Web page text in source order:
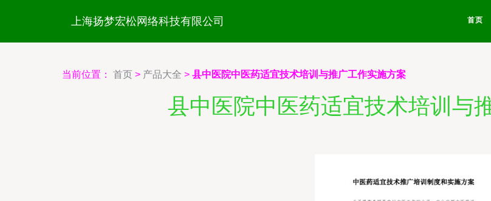
上海扬梦宏松网络科技有限公司 首页
当前位置： 首页 > 产品大全 > 县中医院中医药适宜技术培训与推广工作实施方案
县中医院中医药适宜技术培训与